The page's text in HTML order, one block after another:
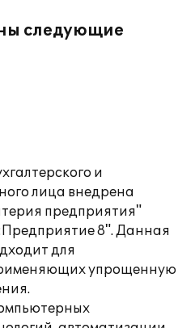
следующие
и
лица внедрена
предприятия"
8". Данная
для
упрощенную